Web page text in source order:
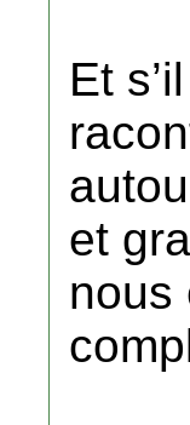
Et
et
nous